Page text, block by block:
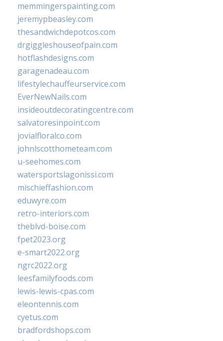
memmingerspainting.com
jeremypbeasley.com
thesandwichdepotcos.com
drgiggleshouseofpain.com
hotflashdesigns.com
garagenadeau.com
lifestylechauffeurservice.com
EverNewNails.com
insideoutdecoratingcentre.com
salvatoresinpoint.com
jovialfloralco.com
johnlscotthometeam.com
u-seehomes.com
watersportslagonissi.com
mischieffashion.com
eduwyre.com
retro-interiors.com
theblvd-boise.com
fpet2023.org
e-smart2022.org
ngrc2022.org
leesfamilyfoods.com
lewis-lewis-cpas.com
eleontennis.com
cyetus.com
bradfordshops.com